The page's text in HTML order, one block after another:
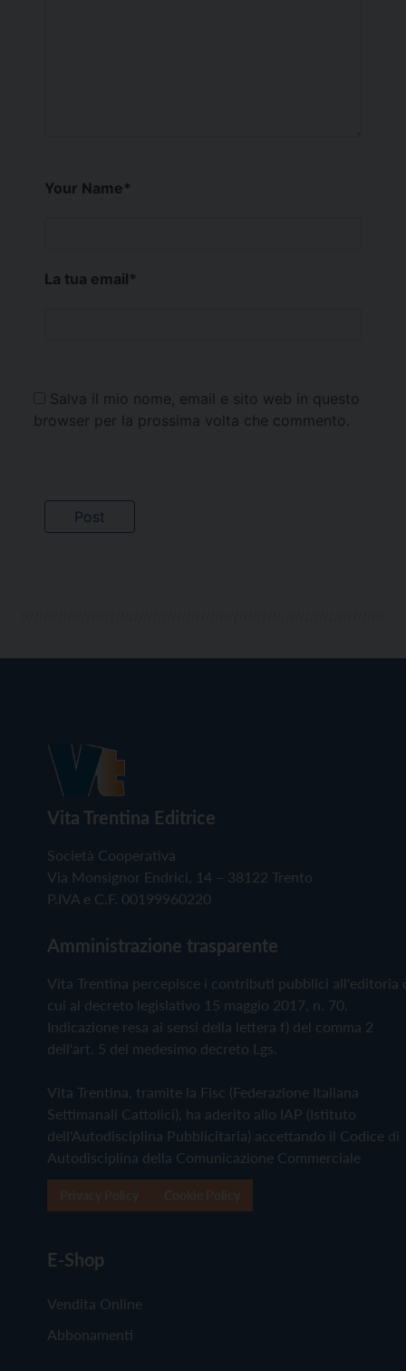
Your Name*
La tua email*
Salva il mio nome, email e sito web in questo
browser per la prossima volta che commento.
Vita Trentina Editrice
Società Cooperativa
Via Monsignor Endrici, 14 – 38122 Trento
P.IVA e C.F. 00199960220
Amministrazione trasparente
Vita Trentina percepisce i contributi pubblici all'editoria
cui al decreto legislativo 15 maggio 2017, n. 70.
Indicazione resa ai sensi della lettera f) del comma 2
dell'art. 5 del medesimo decreto Lgs.
Vita Trentina, tramite la Fisc (Federazione Italiana
Settimanali Cattolici), ha aderito allo IAP (Istituto
dell'Autodisciplina Pubblicitaria) accettando il Codice di
Autodisciplina della Comunicazione Commerciale
E-Shop
Vendita Online
Abbonamenti